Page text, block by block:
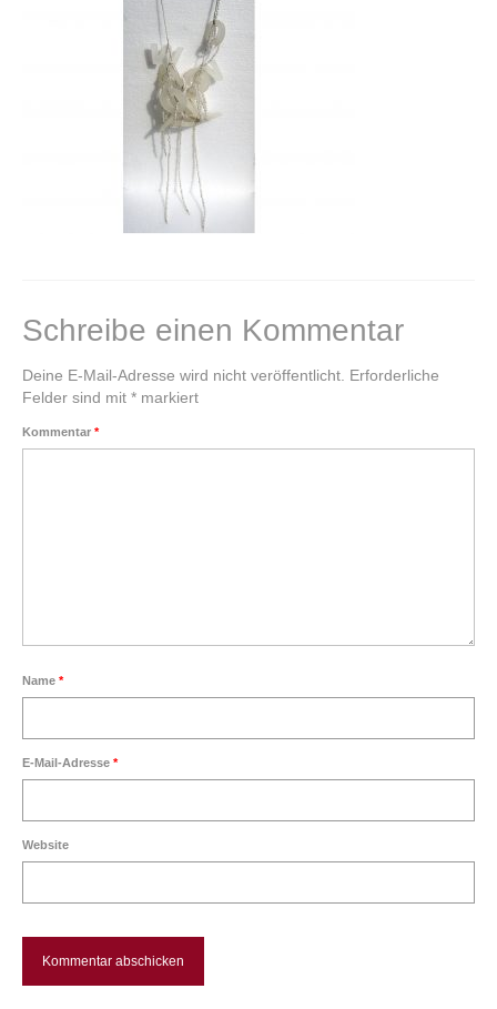
Klangkugel
Alte Schätze neu gestalten
Einen Schatz bewahren
Kupferschale schmieden
Grundkurs Steinbildhauerei
Handwerkswoche Gutenstein
Lichtobjekte
Für Unternehmen
Schreibe einen Kommentar
Deine E-Mail-Adresse wird nicht veröffentlicht. Erforderliche
Felder sind mit * markiert
Kommentar *
Name *
E-Mail-Adresse *
Website